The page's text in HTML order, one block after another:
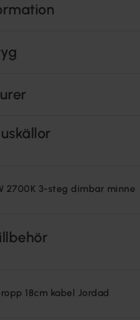
2700K 3-steg dimbar minne
18cm kabel Jordad